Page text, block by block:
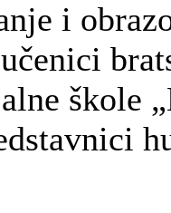
i
škole